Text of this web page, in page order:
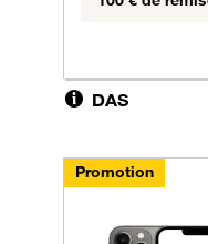
DAS
Promotion